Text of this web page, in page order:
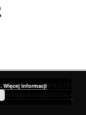
DInGO dLibra 6.3.16
Superkomputerowo-
Więcej informacji